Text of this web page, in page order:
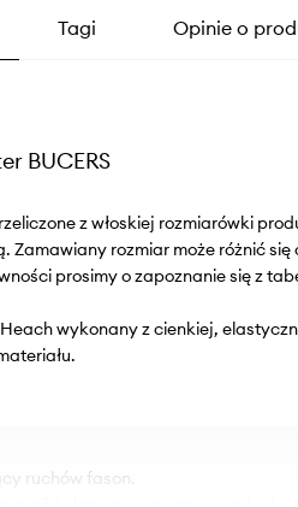
Tagi Opinie o
BUCERS
z włoskiej rozmiarówki
Zamawiany rozmiar może różnić
prosimy o zapoznanie się z
wykonany z cienkiej,
ruchów fason.